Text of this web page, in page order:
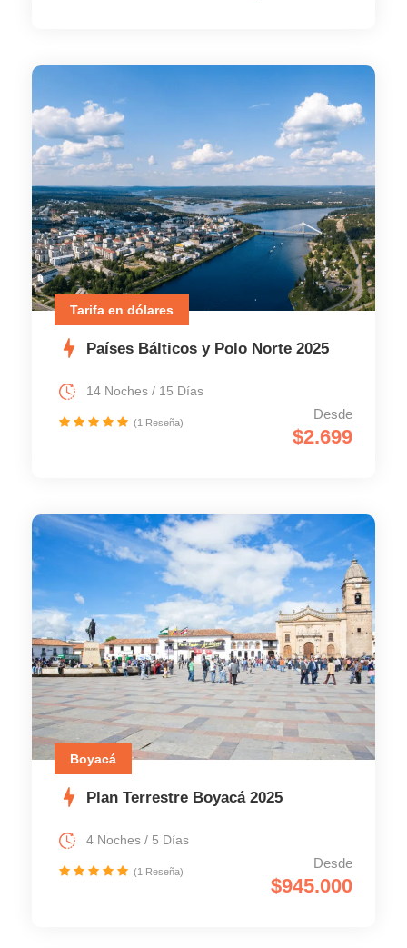
Tarifa en dólares
Países Bálticos y Polo Norte 2025
Desde
$2.699
14 Noches / 15 Días
(1 Reseña)
Boyacá
Plan Terrestre Boyacá 2025
Desde
$945.000
4 Noches / 5 Días
(1 Reseña)